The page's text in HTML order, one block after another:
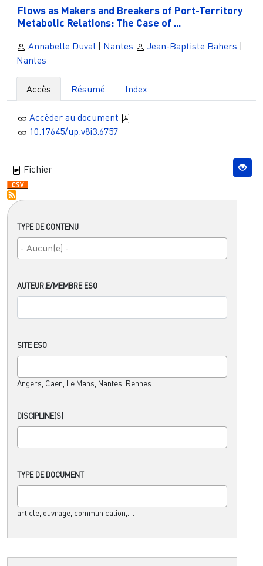
TYPE DE CONTENU
AUTEUR.E/MEMBRE ESO
SITE ESO
Angers, Caen, Le Mans, Nantes, Rennes
DISCIPLINE(S)
TYPE DE DOCUMENT
article, ouvrage, communication,....
Flows as Makers and Breakers of Port-Territory
Metabolic Relations: The Case of ...
Annabelle Duval Nantes Jean-Baptiste Bahers
Nantes
Accès Résumé Index
Accèder au document
10.17645/up.v8i3.6757
Fichier